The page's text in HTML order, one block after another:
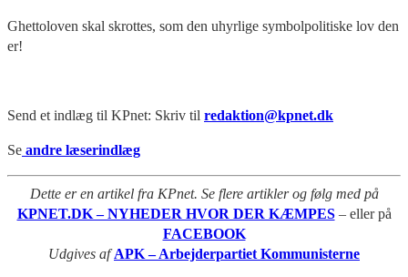
Ghettoloven skal skrottes, som den uhyrlige symbolpolitiske lov den
er!
Send et indlæg til KPnet: Skriv til redaktion@kpnet.dk
Se andre læserindlæg
Dette er en artikel fra KPnet. Se flere artikler og følg med på
KPNET.DK – NYHEDER HVOR DER KÆMPES – eller på
FACEBOOK
Udgives afAPK – Arbejderpartiet Kommunisterne